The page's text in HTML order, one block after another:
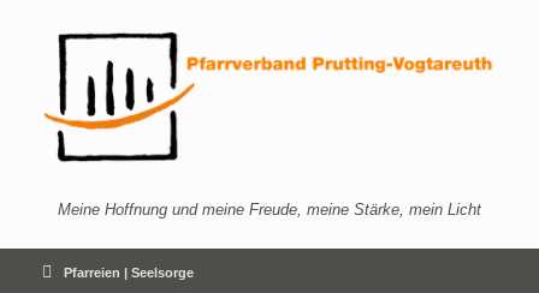
Meine Hoffnung und meine Freude, meine Stärke, mein Licht
Pfarreien | Seelsorge